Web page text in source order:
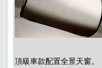
頂級車款配置全景天窗。